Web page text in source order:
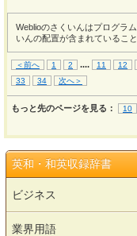
Weblioのさくいんはプログラ
いんの配置が含まれているこ
＜前へ 1 2 .... 11 12
33 34 次へ＞
もっと先のページを見る： 10
英和・和英収録辞書
ビジネス
業界用語